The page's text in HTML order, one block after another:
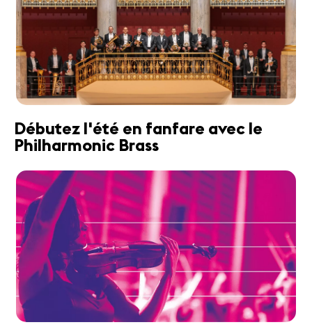
Débutez l'été en fanfare avec le
Philharmonic Brass